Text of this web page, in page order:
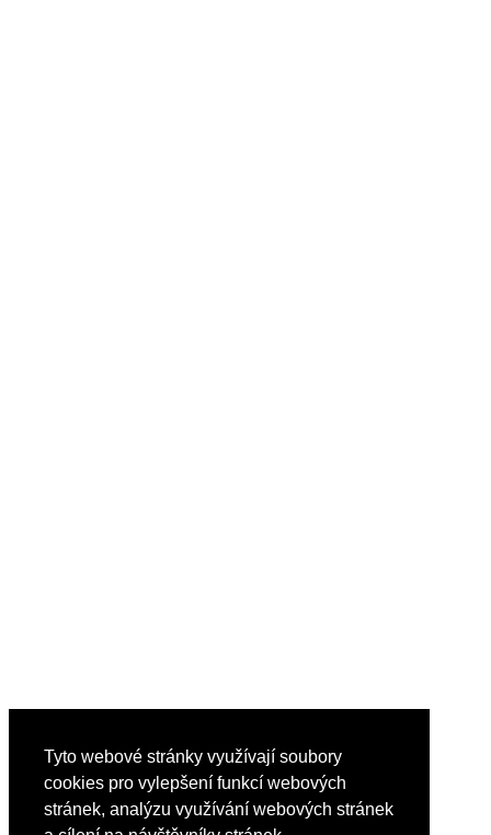
Tyto webové stránky využívají soubory
cookies pro vylepšení funkcí webových
stránek, analýzu využívání webových stránek